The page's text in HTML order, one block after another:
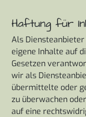
Haftung für
Als Diensteanbieter
eigene Inhalte auf
Gesetzen
wir als
übermittelte oder
zu überwachen
auf eine